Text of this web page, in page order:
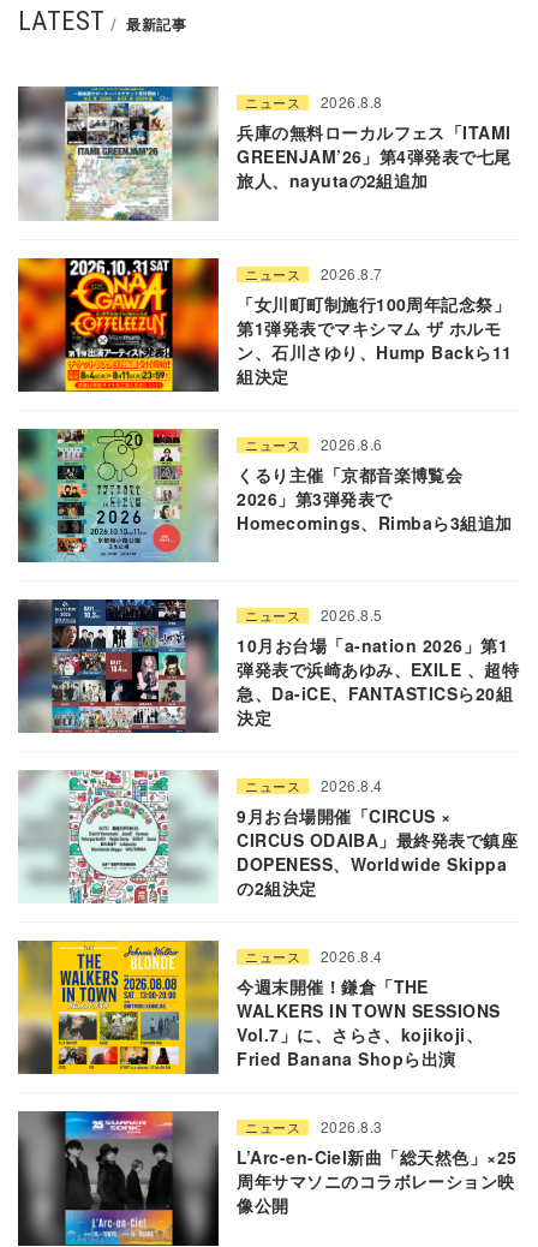
LATEST 最新記事
ニュース 2026.8.8
兵庫の無料ローカルフェス「ITAMI
GREENJAM’26」第4弾発表で七尾
旅人、nayutaの2組追加
ニュース 2026.8.7
「女川町町制施行100周年記念祭」
第1弾発表でマキシマム ザ ホルモ
ン、石川さゆり、Hump Backら11
組決定
ニュース 2026.8.6
くるり主催「京都音楽博覧会
2026」第3弾発表で
Homecomings、Rimbaら3組追加
ニュース 2026.8.5
10月お台場「a-nation 2026」第1
弾発表で浜崎あゆみ、EXILE 、超特
急、Da-iCE、FANTASTICSら20組
決定
ニュース 2026.8.4
9月お台場開催「CIRCUS ×
CIRCUS ODAIBA」最終発表で鎮座
DOPENESS、Worldwide Skippa
の2組決定
ニュース 2026.8.4
今週末開催！鎌倉「THE
WALKERS IN TOWN SESSIONS
Vol.7」に、さらさ、kojikoji、
Fried Banana Shopら出演
ニュース 2026.8.3
L’Arc-en-Ciel新曲「総天然色」×25
周年サマソニのコラボレーション映
像公開